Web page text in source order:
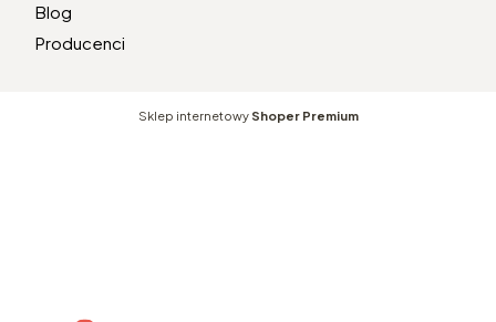
Blog
Producenci
Sklep internetowy Shoper Premium